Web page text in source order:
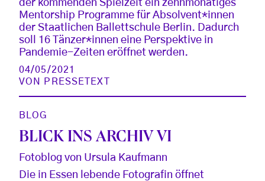
der kommenden Spielzeit ein zehnmonatiges
Mentorship Programme für Absolvent*innen
der Staatlichen Ballettschule Berlin. Dadurch
soll 16 Tänzer*innen eine Perspektive in
Pandemie-Zeiten eröffnet werden.
04/05/2021
VON
PRESSETEXT
BLOG
BLICK INS ARCHIV VI
Fotoblog von Ursula Kaufmann
Die in Essen lebende Fotografin öffnet